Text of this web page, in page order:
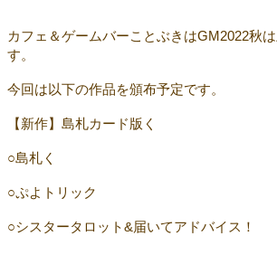
カフェ＆ゲームバーことぶきはGM2022秋
す。
今回は以下の作品を頒布予定です。
【新作】島札カード版く
○島札く
○ぷよトリック
○シスタータロット&届いてアドバイス！